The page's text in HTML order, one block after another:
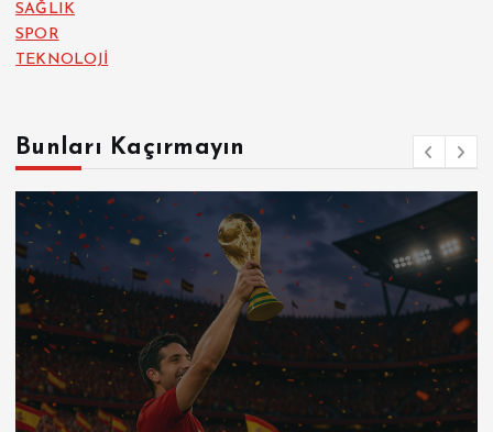
SAĞLIK
SPOR
TEKNOLOJİ
Bunları Kaçırmayın